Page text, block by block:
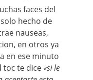
faces del
hecho de
nauseas,
en otros ya
en ese minuto
toc te dice«si le